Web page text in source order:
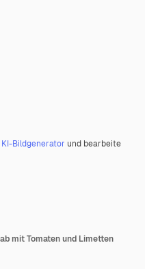
KI-Bildgenerator und bearbeite
mit Tomaten und Limetten